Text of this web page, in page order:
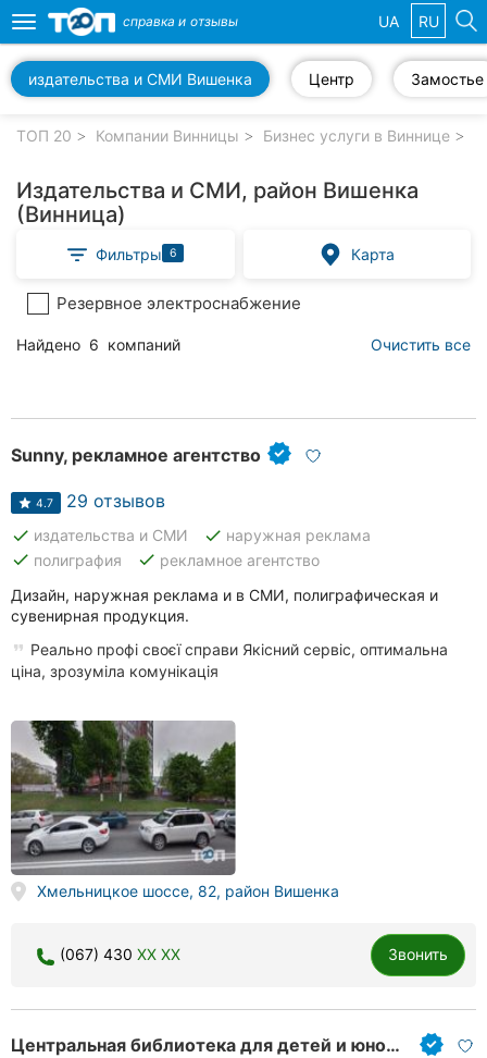
компании
Популярные
рубрики:
Стоматологии
Ветеринарные
Частные
Автошколы
Рестораны
Все
рубрики
Все
города:
Винница
Житомир
Тернополь
Хмельницкий
Одесса
Toggle
navigation
справка и отзывы UA RU
издательства и СМИ Вишенка Центр Замостье
ТОП 20 Компании Винницы Бизнес услуги в Виннице
Издательства и СМИ, район Вишенка
(Винница)
Фильтры 6 Карта
Резервное электроснабжение
Найдено 6 компаний Очистить все
Sunny, рекламное агентство
4.7 29 отзывов
done издательства и СМИ done наружная реклама
done полиграфия done рекламное агентство
Дизайн, наружная реклама и в СМИ, полиграфическая и
сувенирная продукция.
Реально профі своєї справи Якісний сервіс, оптимальна
ціна, зрозуміла комунікація
Хмельницкое шоссе, 82, район Вишенка
(067) 430 XX XX Звонить
Центральная библиотека для детей и юношества